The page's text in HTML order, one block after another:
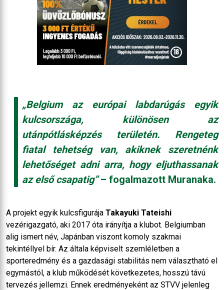
„Belgium az európai labdarúgás egyik
kulcsországa, különösen az
utánpótlásképzés területén. Rengeteg
fiatal tehetség van, akiknek szeretnénk
lehetőséget adni arra, hogy eljuthassanak
az első csapatig”– fogalmazott Muranaka.
A projekt egyik kulcsfigurája Takayuki Tateishi
vezérigazgató, aki 2017 óta irányítja a klubot. Belgiumban
alig ismert név, Japánban viszont komoly szakmai
tekintéllyel bír. Az általa képviselt szemléletben a
sporteredmény és a gazdasági stabilitás nem választható el
egymástól, a klub működését következetes, hosszú távú
tervezés jellemzi. Ennek eredményeként az STVV jelenleg